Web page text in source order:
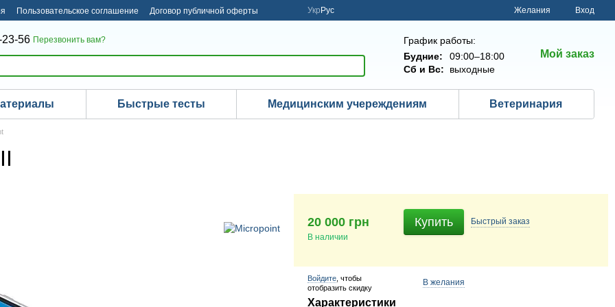
Пользовательское соглашение Договор публичной оферты Укр Рус Желания Вход
23-56 Перезвонить вам?
График работы:
Будние:
09:00–18:00
Сб и Вс:
выходные
Мой заказ
Быстрые тесты Медицинским учереждениям Ветеринария
20 000 грн
В наличии
Купить Быстрый заказ
Войдите , чтобы
отобразить скидку
В желания
Характеристики